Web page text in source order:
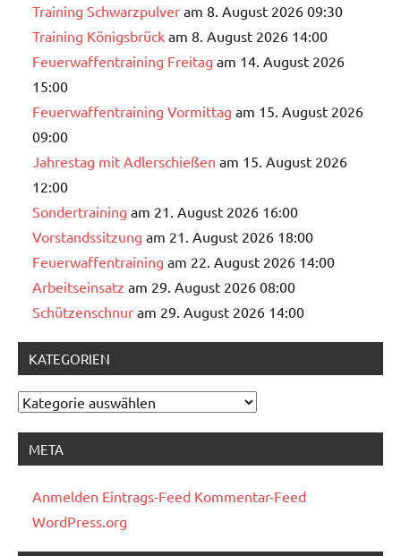
Training Schwarzpulver am 8. August 2026 09:30
Training Königsbrück am 8. August 2026 14:00
Feuerwaffentraining Freitag am 14. August 2026
15:00
Feuerwaffentraining Vormittag am 15. August 2026
09:00
Jahrestag mit Adlerschießen am 15. August 2026
12:00
Sondertraining am 21. August 2026 16:00
Vorstandssitzung am 21. August 2026 18:00
Feuerwaffentraining am 22. August 2026 14:00
Arbeitseinsatz am 29. August 2026 08:00
Schützenschnur am 29. August 2026 14:00
KATEGORIEN
Kategorien
META
Anmelden Eintrags-Feed Kommentar-Feed
WordPress.org